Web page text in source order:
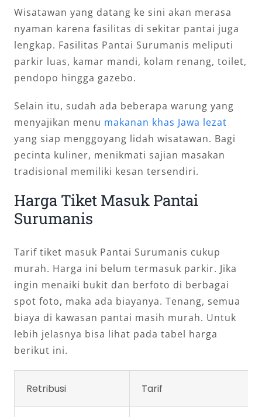
Wisatawan yang datang ke sini akan merasa
nyaman karena fasilitas di sekitar pantai juga
lengkap. Fasilitas Pantai Surumanis meliputi
parkir luas, kamar mandi, kolam renang, toilet,
pendopo hingga gazebo.
Selain itu, sudah ada beberapa warung yang
menyajikan menu makanan khas Jawa lezat
yang siap menggoyang lidah wisatawan. Bagi
pecinta kuliner, menikmati sajian masakan
tradisional memiliki kesan tersendiri.
Harga Tiket Masuk Pantai
Surumanis
Tarif tiket masuk Pantai Surumanis cukup
murah. Harga ini belum termasuk parkir. Jika
ingin menaiki bukit dan berfoto di berbagai
spot foto, maka ada biayanya. Tenang, semua
biaya di kawasan pantai masih murah. Untuk
lebih jelasnya bisa lihat pada tabel harga
berikut ini.
Retribusi Tarif